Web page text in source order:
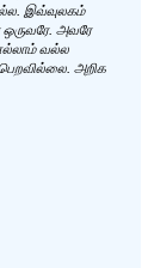
இவ்வுலகம்
அவரே
வல்ல
அறிக